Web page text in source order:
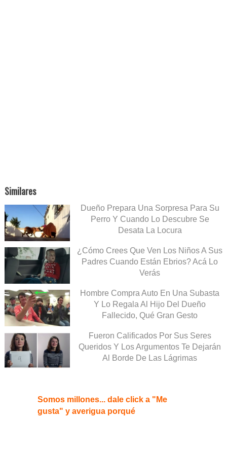
Similares
Dueño Prepara Una Sorpresa Para Su
Perro Y Cuando Lo Descubre Se
Desata La Locura
¿Cómo Crees Que Ven Los Niños A Sus
Padres Cuando Están Ebrios? Acá Lo
Verás
Hombre Compra Auto En Una Subasta
Y Lo Regala Al Hijo Del Dueño
Fallecido, Qué Gran Gesto
Fueron Calificados Por Sus Seres
Queridos Y Los Argumentos Te Dejarán
Al Borde De Las Lágrimas
Somos millones... dale click a "Me
gusta" y averigua porqué